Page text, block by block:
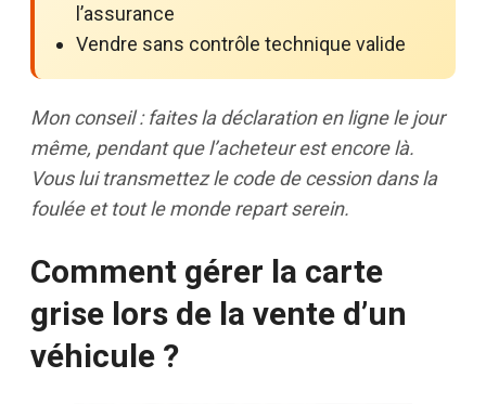
l’assurance
Vendre sans contrôle technique valide
Mon conseil : faites la déclaration en ligne le jour
même, pendant que l’acheteur est encore là.
Vous lui transmettez le code de cession dans la
foulée et tout le monde repart serein.
Comment gérer la carte
grise lors de la vente d’un
véhicule ?